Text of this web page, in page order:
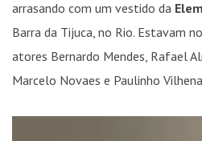
arrasando com um vestido da
Barra da Tijuca, no Rio. Estavam
atores Bernardo Mendes, Rafael
Marcelo Novaes e Paulinho